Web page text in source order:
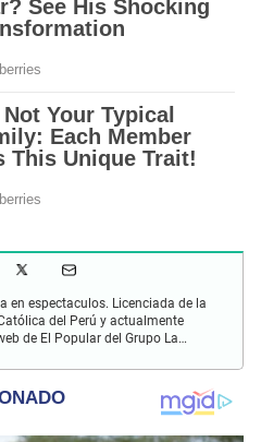
en espectaculos. Licenciada de la
del Perú y actualmente
de El Popular del Grupo La